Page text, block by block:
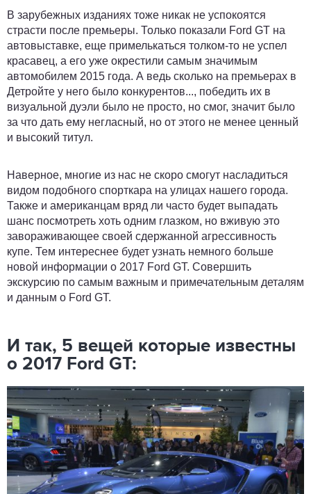
В зарубежных изданиях тоже никак не успокоятся
страсти после премьеры. Только показали Ford GT на
автовыставке, еще примелькаться толком-то не успел
красавец, а его уже окрестили самым значимым
автомобилем 2015 года. А ведь сколько на премьерах в
Детройте у него было конкурентов..., победить их в
визуальной дуэли было не просто, но смог, значит было
за что дать ему негласный, но от этого не менее ценный
и высокий титул.
Наверное, многие из нас не скоро смогут насладиться
видом подобного спорткара на улицах нашего города.
Также и американцам вряд ли часто будет выпадать
шанс посмотреть хоть одним глазком, но вживую это
завораживающее своей сдержанной агрессивность
купе. Тем интереснее будет узнать немного больше
новой информации о 2017 Ford GT. Совершить
экскурсию по самым важным и примечательным деталям
и данным о Ford GT.
И так, 5 вещей которые известны
о 2017 Ford GT: